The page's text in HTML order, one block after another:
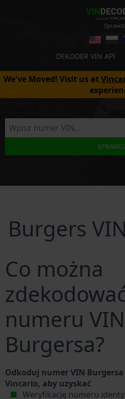
DEKODER VIN API
We've Moved! Visit us at
Burgers
Co można
numeru VIN
Burgersa?
Odkoduj numer VIN
Vincario, aby uzyskać
Weryfikację numeru